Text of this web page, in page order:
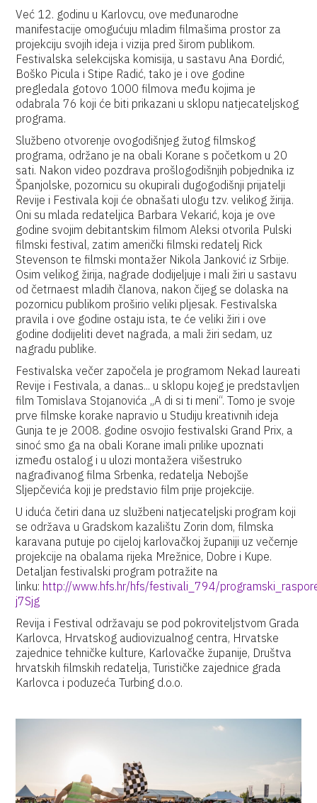
Već 12. godinu u Karlovcu, ove međunarodne
manifestacije omogućuju mladim filmašima prostor za
projekciju svojih ideja i vizija pred širom publikom.
Festivalska selekcijska komisija, u sastavu Ana Đordić,
Boško Picula i Stipe Radić, tako je i ove godine
pregledala gotovo 1000 filmova među kojima je
odabrala 76 koji će biti prikazani u sklopu natjecateljskog
programa.
Službeno otvorenje ovogodišnjeg žutog filmskog
programa, održano je na obali Korane s početkom u 20
sati. Nakon video pozdrava prošlogodišnjih pobjednika iz
Španjolske, pozornicu su okupirali dugogodišnji prijatelji
Revije i Festivala koji će obnašati ulogu tzv. velikog žirija.
Oni su mlada redateljica Barbara Vekarić, koja je ove
godine svojim debitantskim filmom Aleksi otvorila Pulski
filmski festival, zatim američki filmski redatelj Rick
Stevenson te filmski montažer Nikola Janković iz Srbije.
Osim velikog žirija, nagrade dodijeljuje i mali žiri u sastavu
od četrnaest mladih članova, nakon čijeg se dolaska na
pozornicu publikom proširio veliki pljesak. Festivalska
pravila i ove godine ostaju ista, te će veliki žiri i ove
godine dodijeliti devet nagrada, a mali žiri sedam, uz
nagradu publike.
Festivalska večer započela je programom Nekad laureati
Revije i Festivala, a danas... u sklopu kojeg je predstavljen
film Tomislava Stojanovića „A di si ti meni“. Tomo je svoje
prve filmske korake napravio u Studiju kreativnih ideja
Gunja te je 2008. godine osvojio festivalski Grand Prix, a
sinoć smo ga na obali Korane imali prilike upoznati
između ostalog i u ulozi montažera višestruko
nagrađivanog filma Srbenka, redatelja Nebojše
Sljepčevića koji je predstavio film prije projekcije.
U iduća četiri dana uz službeni natjecateljski program koji
se održava u Gradskom kazalištu Zorin dom, filmska
karavana putuje po cijeloj karlovačkoj županiji uz večernje
projekcije na obalama rijeka Mrežnice, Dobre i Kupe.
Detaljan festivalski program potražite na
linku: http://www.hfs.hr/hfs/festivali_794/
j7Sjg
Revija i Festival održavaju se pod pokroviteljstvom Grada
Karlovca, Hrvatskog audiovizualnog centra, Hrvatske
zajednice tehničke kulture, Karlovačke županije, Društva
hrvatskih filmskih redatelja, Turističke zajednice grada
Karlovca i poduzeća Turbing d.o.o.